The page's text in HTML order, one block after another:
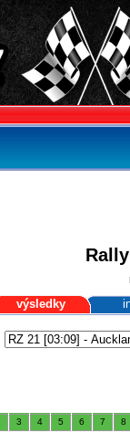
výsledky
3 4 5 6 7 8